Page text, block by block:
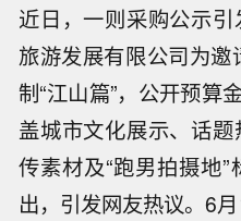
近日，一则采购公示
旅游发展有限公司为
制“江山篇”，公开预算
盖城市文化展示、话
传素材及“跑男拍摄地
出，引发网友热议。6